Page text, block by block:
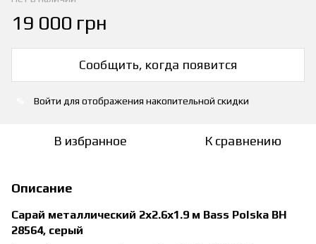
19 000 грн
Сообщить, когда появится
Войти для отображения накопительной скидки
В избранное К сравнению
Описание
Сарай металлический 2х2.6х1.9 м Bass Polska BH
28564, серый